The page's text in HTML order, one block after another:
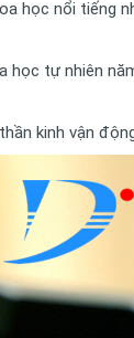
học nổi tiếng
tự nhiên
kinh vận